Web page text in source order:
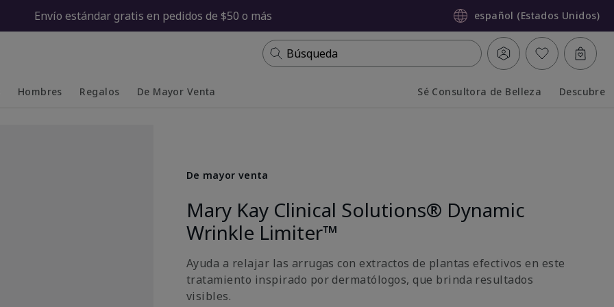
Envío estándar gratis en pedidos de $50 o más español (Estados Unidos)
Búsqueda
Hombres Regalos De Mayor Venta Sé Consultora de Belleza Descubre
De mayor venta
Mary Kay Clinical Solutions® Dynamic
Wrinkle Limiter™
Ayuda a relajar las arrugas con extractos de plantas efectivos en este
tratamiento inspirado por dermatólogos, que brinda resultados
visibles.